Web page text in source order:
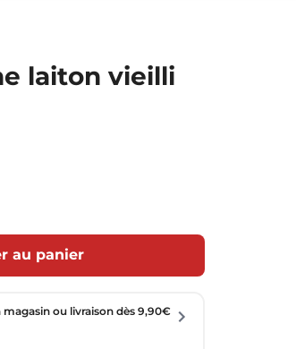
laiton vieilli
au panier
ou livraison dès 9,90€